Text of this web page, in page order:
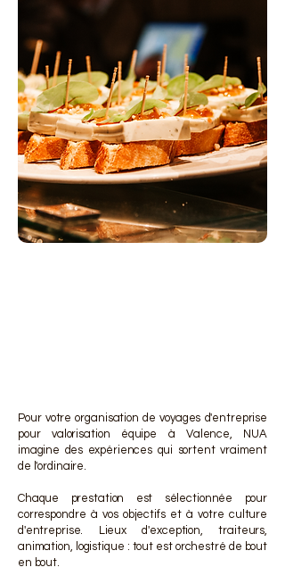
Pour votre organisation de voyages d'entreprise
pour valorisation équipe à Valence, NUA
imagine des expériences qui sortent vraiment
de l'ordinaire.
Chaque prestation est sélectionnée pour
correspondre à vos objectifs et à votre culture
d'entreprise. Lieux d'exception, traiteurs,
animation, logistique : tout est orchestré de bout
en bout.